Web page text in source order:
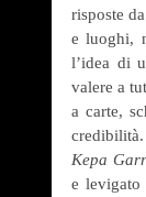
risposte
e luoghi,
l’idea di
valere a
a carte,
credibilità.
Kepa
e levigato